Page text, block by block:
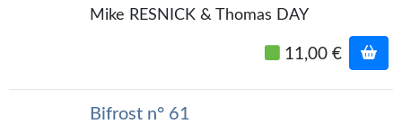
Tous les numéros
Mike RESNICK & Thomas DAY
11,00 €
Bifrost n° 61